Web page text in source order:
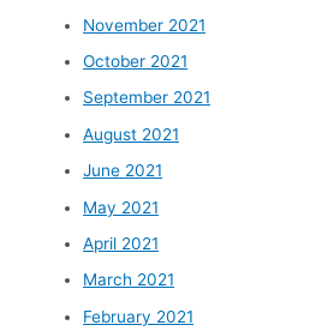
November 2021
October 2021
September 2021
August 2021
June 2021
May 2021
April 2021
March 2021
February 2021